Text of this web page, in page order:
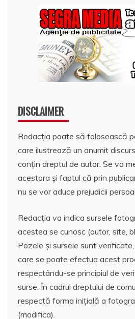
DISCLAIMER
Redacția poate să folosească
care ilustrează un anumit
conțin dreptul de autor. Se va
acestora și faptul că prin
nu se vor aduce prejudicii
Redacția va indica sursele
acestea se cunosc (autor, site,
Pozele și sursele sunt
care se poate efectua acest
respectându-se principiul de
surse. În cadrul dreptului de
respectă forma inițială a
(modifica).